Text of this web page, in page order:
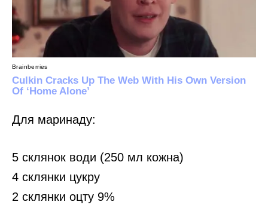
Для маринаду:
5 склянок води (250 мл кожна)
4 склянки цукру
2 склянки оцту 9%